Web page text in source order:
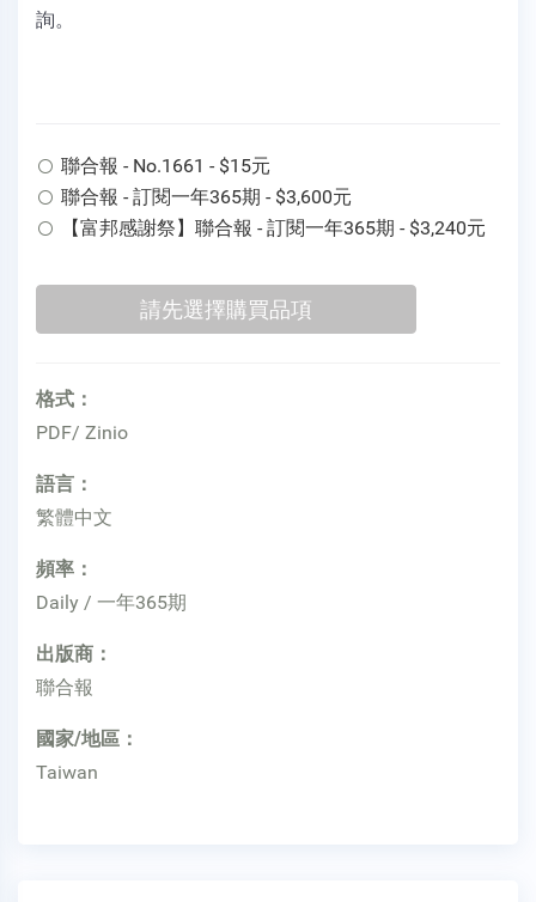
詢。
聯合報 - No.1661 - $15元
聯合報 - 訂閱一年365期 - $3,600元
【富邦感謝祭】聯合報 - 訂閱一年365期 - $3,240元
格式：
PDF/ Zinio
語言：
繁體中文
頻率：
Daily / 一年365期
出版商：
聯合報
國家/地區：
Taiwan